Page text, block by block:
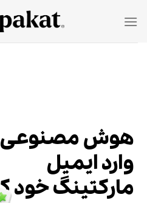
هوش مصنوعی
وارد ایمیل
مارکتینگ خود